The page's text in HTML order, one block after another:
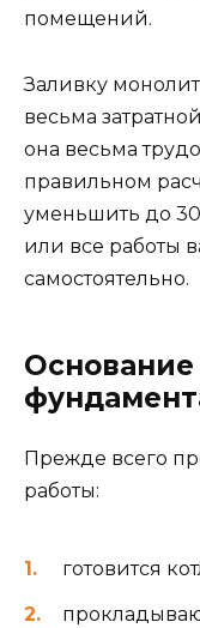
помещений.
Заливку
весьма
она весьма
правильном
уменьшить до
или все работы
самостоятельно.
Прежде всего
работы:
готовится